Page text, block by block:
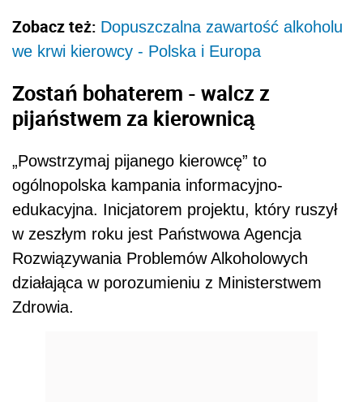
Zobacz też: Dopuszczalna zawartość alkoholu
we krwi kierowcy - Polska i Europa
Zostań bohaterem - walcz z
pijaństwem za kierownicą
„Powstrzymaj pijanego kierowcę” to
ogólnopolska kampania informacyjno-
edukacyjna. Inicjatorem projektu, który ruszył
w zeszłym roku jest Państwowa Agencja
Rozwiązywania Problemów Alkoholowych
działająca w porozumieniu z Ministerstwem
Zdrowia.